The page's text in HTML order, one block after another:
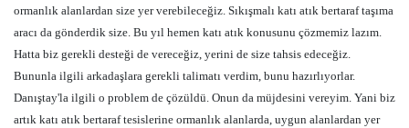
ormanlık alanlardan size yer verebileceğiz. Sıkışmalı katı atık bertaraf taşıma
aracı da gönderdik size. Bu yıl hemen katı atık konusunu çözmemiz lazım.
Hatta biz gerekli desteği de vereceğiz, yerini de size tahsis edeceğiz.
Bununla ilgili arkadaşlara gerekli talimatı verdim, bunu hazırlıyorlar.
Danıştay'la ilgili o problem de çözüldü. Onun da müjdesini vereyim. Yani biz
artık katı atık bertaraf tesislerine ormanlık alanlarda, uygun alanlardan yer